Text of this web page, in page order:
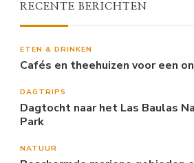
RECENTE BERICHTEN
ETEN & DRINKEN
Cafés en theehuizen voor een
DAGTRIPS
Dagtocht naar het Las Baulas
Park
NATUUR